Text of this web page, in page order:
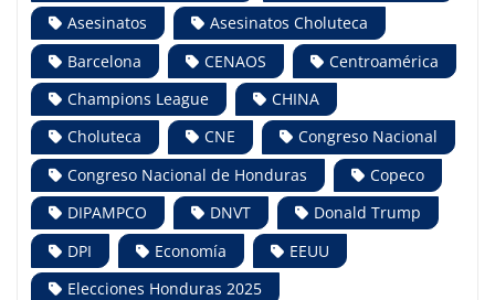
Asesinatos
Asesinatos Choluteca
Barcelona
CENAOS
Centroamérica
Champions League
CHINA
Choluteca
CNE
Congreso Nacional
Congreso Nacional de Honduras
Copeco
DIPAMPCO
DNVT
Donald Trump
DPI
Economía
EEUU
Elecciones Honduras 2025